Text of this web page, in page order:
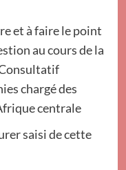
et à faire le point
au cours de la
chargé des
centrale
saisi de cette